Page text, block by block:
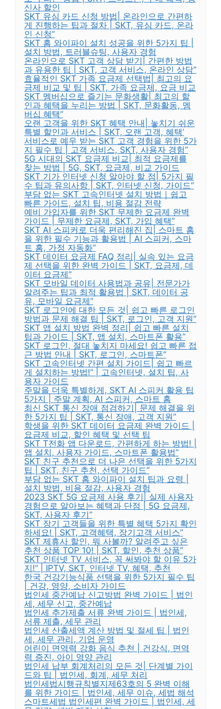
신사 할인
SKT 유심 카드 신청 방법| 온라인으로 간편하
게 진행하는 팁과 절차 | SKT, 유심 카드, 온라
인 신청”
SKT 홈 와이파이 설치 성공을 위한 5가지 팁 |
설치 방법, 트러블슈팅, 사용자 경험
온라인으로 SKT 고객 상담 받기| 간편한 방법
과 유용한 팁 | SKT, 고객 서비스, 온라인 상담”
효율적인 SKT 가족 요금제 선택법| 최고의 요
금제 비교 및 팁 | SKT, 가족 요금제, 요금 비교
SKT 멤버십으로 즐기는 문화생활| 최고의 할
인과 혜택을 누리는 방법 | SKT, 문화활동, 멤
버십 혜택”
오랜 고객을 위한 SKT 혜택 안내| 놓치기 쉬운
특별 할인과 서비스 | SKT, 오랜 고객, 혜택’
서비스로 예우 받는 SKT 고객 경험을 위한 5가
지 필수 팁 | 고객 서비스, SKT, 사용자 경험”
5G 시대의 SKT 요금제 비교| 최적 요금제를
찾는 방법 | 5G, SKT, 요금제, 비교 가이드
SKT 기가 인터넷 신청 알아야 할 점| 5가지 필
수 팁과 유의사항 | SKT, 인터넷 신청, 가이드”
부담 없는 SKT 고속인터넷 설치 방법｜쉽고
빠른 가이드, 설치 팁, 비용 절감 전략
예비 가입자를 위한 SKT 무제한 요금제 완벽
가이드 | 무제한 요금제, SKT, 가입 혜택”
SKT AI 스피커로 더욱 편리해진 집| 스마트 홈
을 위한 필수 기능과 활용법 | AI 스피커, 스마
트 홈, 가정 자동화”
SKT 데이터 요금제 FAQ 정리| 실속 있는 요금
제 선택을 위한 완벽 가이드 | SKT, 요금제, 데
이터 요금제”
SKT 모바일 데이터 사용법과 공유| 전문가가
알려주는 팁과 최적 활용법 | SKT, 데이터 공
유, 모바일 요금제”
SKT 로그인에 대한 모든 것| 쉽고 빠른 로그인
방법과 문제 해결 팁 | SKT, 로그인, 고객 지원”
SKT 앱 설치 방법 완벽 정리| 쉽고 빠른 설치
팁과 가이드 | SKT, 앱 설치, 스마트폰 활용”
SKT 로그인, 절대 놓치지 마세요! 쉽고 빠른 접
근 방법 안내 | SKT, 로그인, 스마트폰”
SKT 고속인터넷 간편 설치 가이드| 쉽고 빠르
게 설치하는 방법!” | 고속인터넷, 설치 팁, 사
용자 가이드
주말을 더욱 특별하게, SKT AI 스피커 활용 팁
5가지 | 주말 계획, AI 스피커, 스마트 홈
최신 SKT 통신 장애 점검하기| 문제 해결을 위
한 5가지 팁 | SKT, 통신 장애, 고객 지원”
학생을 위한 SKT 데이터 요금제 완벽 가이드 |
요금제 비교, 할인 혜택 및 선택 팁
SKT T전화 앱 다운로드, 간편하게 하는 방법! |
앱 설치, 사용자 가이드, 스마트폰 활용법”
SKT 친구 추천으로 더 나은 선택을 위한 5가지
팁 | SKT, 친구 추천, 선택 가이드”
부담 없는 SKT 홈 와이파이 설치 팁과 요령 |
설치 방법, 비용 절감, 사용자 경험
2023 SKT 5G 요금제 사용 후기| 실제 사용자
경험으로 알아보는 혜택과 단점 | 5G 요금제,
SKT, 사용자 후기”
SKT 장기 고객들을 위한 특별 혜택 5가지 확인
하세요! | SKT, 고객혜택, 장기고객 서비스”
SKT 제휴사 할인, 뭐 사볼까? 알려주고 싶은
추천 상품 TOP 10! | SKT, 할인, 추천 상품”
SKT 인터넷 TV 서비스, 꼭 써봐야 할 이유 5가
지!” | IPTV, SKT, 인터넷 TV, 혜택, 추천
한국 건강기능식품 선택을 위한 5가지 필수 팁
| 건강, 영양, 소비자 가이드
법인세 중간예납 신고방법 완벽 가이드 | 법인
세, 세무 신고, 중간예납
법인세 추가제출 서류 완벽 가이드 | 법인세,
서류 제출, 세무 관리
법인세 산출세액 계산 방법 및 절세 팁 | 법인
세, 세무 관리, 기업 운영
어린이 면역력 강화 음식 추천 | 건강식, 면역
력 증진, 아이 영양 관리
법인세 납부 회계처리의 모든 것| 단계별 가이
드와 팁 | 법인세, 회계, 세무 처리
법인세법시행규칙별지제63호의 5 완벽 이해
를 위한 가이드 | 법인세, 세무 이슈, 세법 해석
스마트세법 법인세편 완벽 가이드 | 법인세, 세